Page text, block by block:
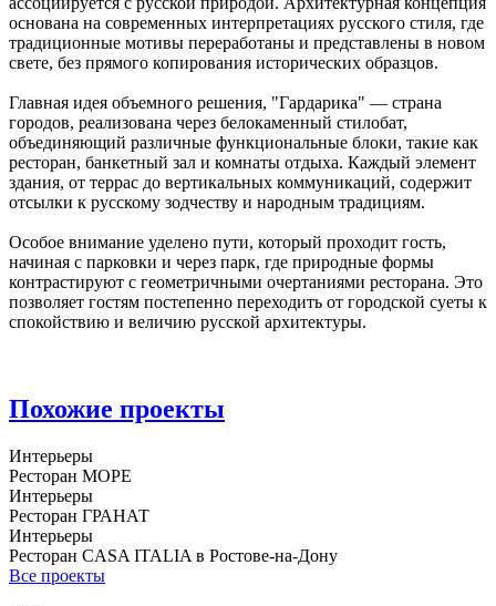
основана на современных интерпретациях русского стиля, где
традиционные мотивы переработаны и представлены в новом
свете, без прямого копирования исторических образцов.
Главная идея объемного решения, "Гардарика" — страна
городов, реализована через белокаменный стилобат,
объединяющий различные функциональные блоки, такие как
ресторан, банкетный зал и комнаты отдыха. Каждый элемент
здания, от террас до вертикальных коммуникаций, содержит
отсылки к русскому зодчеству и народным традициям.
Особое внимание уделено пути, который проходит гость,
начиная с парковки и через парк, где природные формы
контрастируют с геометричными очертаниями ресторана. Это
позволяет гостям постепенно переходить от городской суеты к
спокойствию и величию русской архитектуры.
Похожие проекты
Интерьеры
Ресторан МОРЕ
Интерьеры
Ресторан ГРАНАТ
Интерьеры
Ресторан CASA ITALIA в Ростове-на-Дону
Все проекты